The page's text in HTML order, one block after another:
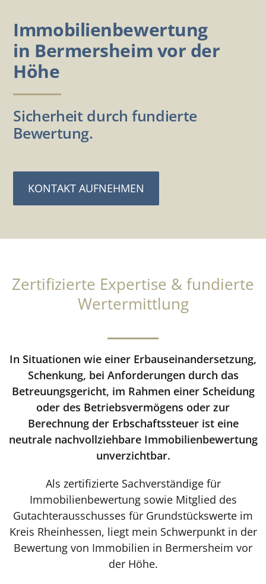
Immobilienbewertung
in Bermersheim vor der
Höhe
Sicherheit durch fundierte
Bewertung.
KONTAKT AUFNEHMEN
Zertifizierte Expertise & fundierte
Wertermittlung
In Situationen wie einer Erbauseinandersetzung,
Schenkung, bei Anforderungen durch das
Betreuungsgericht, im Rahmen einer Scheidung
oder des Betriebsvermögens oder zur
Berechnung der Erbschaftssteuer ist eine
neutrale nachvollziehbare Immobilienbewertung
unverzichtbar.
Als zertifizierte Sachverständige für
Immobilienbewertung sowie Mitglied des
Gutachterausschusses für Grundstückswerte im
Kreis Rheinhessen, liegt mein Schwerpunkt in der
Bewertung von Immobilien in Bermersheim vor
der Höhe.